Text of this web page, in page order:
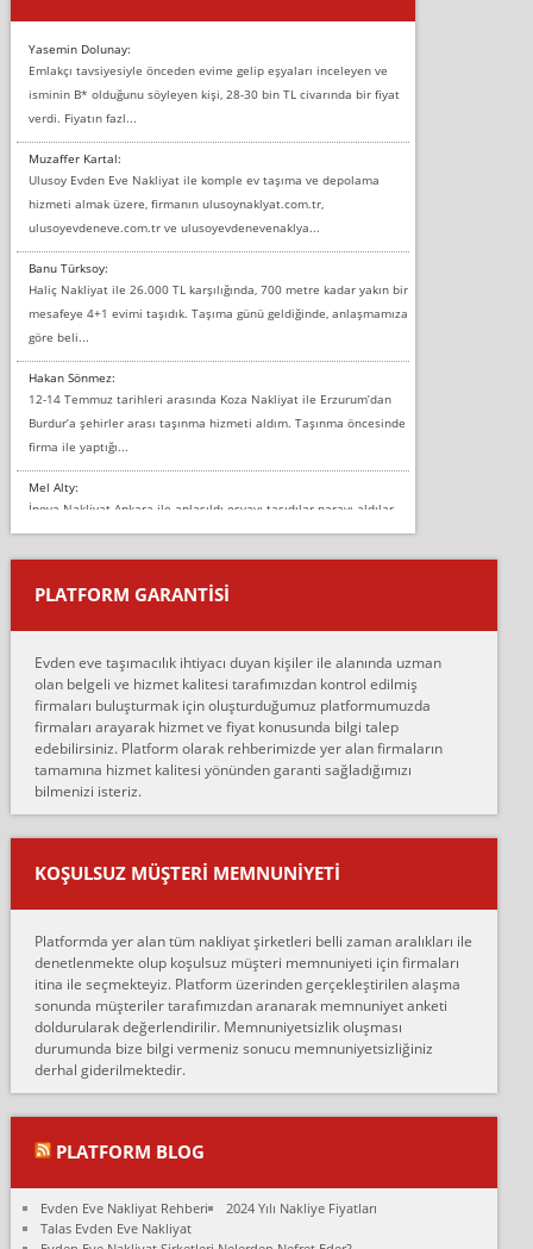
Yasemin Dolunay:
Emlakçı tavsiyesiyle önceden evime gelip eşyaları inceleyen ve
isminin B* olduğunu söyleyen kişi, 28-30 bin TL civarında bir fiyat
verdi. Fiyatın fazl...
Muzaffer Kartal:
Ulusoy Evden Eve Nakliyat ile komple ev taşıma ve depolama
hizmeti almak üzere, firmanın ulusoynaklyat.com.tr,
ulusoyevdeneve.com.tr ve ulusoyevdenevenaklya...
Banu Türksoy:
Haliç Nakliyat ile 26.000 TL karşılığında, 700 metre kadar yakın bir
mesafeye 4+1 evimi taşıdık. Taşıma günü geldiğinde, anlaşmamıza
göre beli...
Hakan Sönmez:
12-14 Temmuz tarihleri arasında Koza Nakliyat ile Erzurum’dan
Burdur’a şehirler arası taşınma hizmeti aldım. Taşınma öncesinde
firma ile yaptığı...
Mel Alty:
İnova Nakliyat Ankara ile anlaşıldı eşyayı taşıdılar parayı aldılar.
Salon duvarına bir baktım birisi boydan alüminyum renkli bantı
yapıştırm...
Murat:
çalıştıklarını, müş...
Ahmet:
Lüleburgaz güngünes evden eve naklyat eşyalarımı taşımak için
anlaştık sabah eve geldiklerinde de eşyalarımı düzgün şekilde
sarcaz demelerine r...
mehmet güldü:
Ankara ALİCANLAR NAKLİYAT Tutarsız ve ticari ahlak problemleri
var verdikleri fiyat teklifini arttırdılar. Sonrasında taşıma gününde
oldukça tutarsı...
Ankara Alicanlar naklyat tel 5465524025. 2600 TL'ye ankaradan
Konya ya Alicanlar naklyat la anlaştık bu şahıs evin taşınacağı gün
fiyatın mazoto gele...
Fatih kokmese:
Diyarbakır dan eşyamı getirtmek için anlaştım sözleşme yaptım.
Son anda fiyat artırdılar.. mecburiyetten tasittim.. bu kişiler ağrılı
Ali:
olduk. Asansörlü dediler sonra uraya asansör kurulmaz dediler
fark istediler. ortada asa...
PLATFORM GARANTİSİ
Evden eve taşımacılık ihtiyacı duyan kişiler ile alanında uzman
olan belgeli ve hizmet kalitesi tarafımızdan kontrol edilmiş
firmaları buluşturmak için oluşturduğumuz platformumuzda
firmaları arayarak hizmet ve fiyat konusunda bilgi talep
edebilirsiniz. Platform olarak rehberimizde yer alan firmaların
tamamına hizmet kalitesi yönünden garanti sağladığımızı
bilmenizi isteriz.
KOŞULSUZ MÜŞTERI MEMNUNIYETI
Platformda yer alan tüm nakliyat şirketleri belli zaman aralıkları ile
denetlenmekte olup koşulsuz müşteri memnuniyeti için firmaları
itina ile seçmekteyiz. Platform üzerinden gerçekleştirilen alaşma
sonunda müşteriler tarafımızdan aranarak memnuniyet anketi
doldurularak değerlendirilir. Memnuniyetsizlik oluşması
durumunda bize bilgi vermeniz sonucu memnuniyetsizliğiniz
derhal giderilmektedir.
PLATFORM BLOG
Evden Eve Nakliyat Rehberi
2024 Yılı Nakliye Fiyatları
Talas Evden Eve Nakliyat